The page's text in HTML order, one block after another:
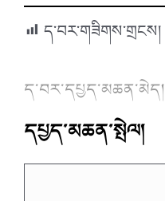
ད་བར་གཟིགས་གྲངས།
ད་བར་དཔྱད་མཆན་མེད།
དཔྱད་མཆན་སྤེལ།